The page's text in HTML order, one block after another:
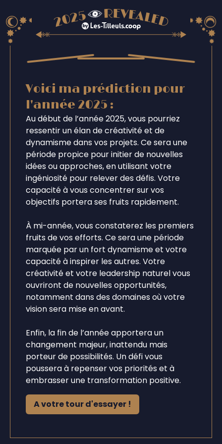
Voici ma prédiction pour
l'année 2025 :
Au début de l’année 2025, vous pourriez
ressentir un élan de créativité et de
dynamisme dans vos projets. Ce sera une
période propice pour initier de nouvelles
idées ou approches, en utilisant votre
ingéniosité pour relever des défis. Votre
capacité à vous concentrer sur vos
objectifs portera ses fruits rapidement.
À mi-année, vous constaterez les premiers
fruits de vos efforts. Ce sera une période
marquée par un fort dynamisme et votre
capacité à inspirer les autres. Votre
créativité et votre leadership naturel vous
ouvriront de nouvelles opportunités,
notamment dans des domaines où votre
vision sera mise en avant.
Enfin, la fin de l’année apportera un
changement majeur, inattendu mais
porteur de possibilités. Un défi vous
poussera à repenser vos priorités et à
embrasser une transformation positive.
A votre tour d'essayer !